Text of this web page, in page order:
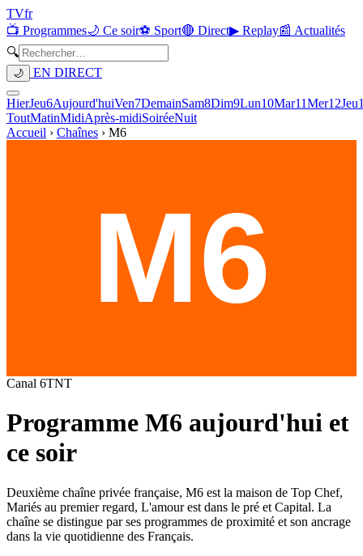
TVfr
📺 Programmes🌙 Ce soir⚽ Sport🔴 Direct▶ Replay📰 Actualités
🔍
🌙 EN DIRECT
HierJeu6Aujourd'huiVen7DemainSam8Dim9Lun10Mar11Mer12Jeu
ToutMatinMidiAprès-midiSoiréeNuit
Accueil › Chaînes › M6
Canal 6TNT
Programme M6 aujourd'hui et
ce soir
Deuxième chaîne privée française, M6 est la maison de Top Chef,
Mariés au premier regard, L'amour est dans le pré et Capital. La
chaîne se distingue par ses programmes de proximité et son ancrage
dans la vie quotidienne des Français.